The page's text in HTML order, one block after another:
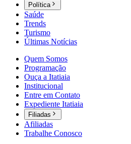
Política
Saúde
Trends
Turismo
Últimas Notícias
Quem Somos
Programação
Ouça a Itatiaia
Institucional
Entre em Contato
Expediente Itatiaia
Filiadas
Afiliadas
Trabalhe Conosco